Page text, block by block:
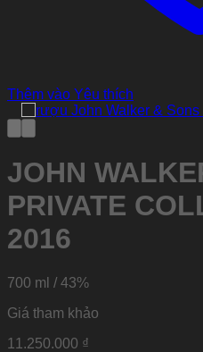
Thêm vào Yêu thích
JOHN
PRIVATE
2016
700 ml / 43%
Giá tham khảo
11.250.000 ₫